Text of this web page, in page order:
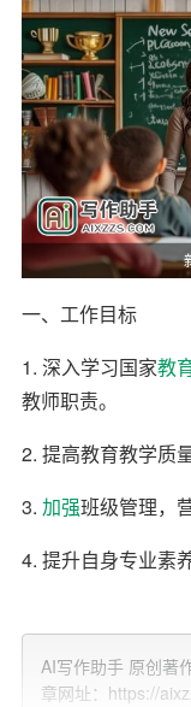
一、工作目标
1. 深入学习国家教
教师职责。
2. 提高教育教学质
3. 加强班级管理，
4. 提升自身专业素
1. 教育教学工作
AI写作助手 原创著
章网址：https://